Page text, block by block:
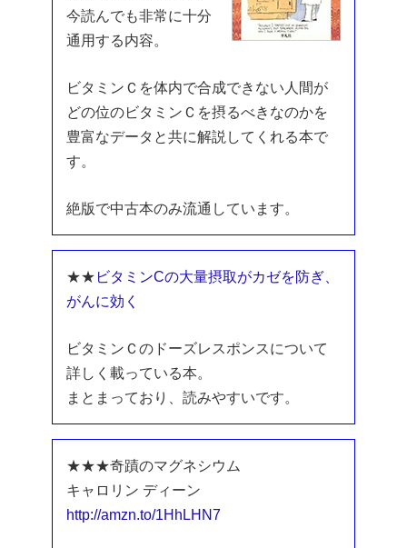
今読んでも非常に十分
通用する内容。
ビタミンＣを体内で合成できない人間が
どの位のビタミンＣを摂るべきなのかを
豊富なデータと共に解説してくれる本で
す。
絶版で中古本のみ流通しています。
★★ ビタミンCの大量摂取がカゼを防ぎ、
がんに効く
ビタミンＣのドーズレスポンスについて
詳しく載っている本。
まとまっており、読みやすいです。
★★★奇蹟のマグネシウム
キャロリン ディーン
http://amzn.to/1HhLHN7